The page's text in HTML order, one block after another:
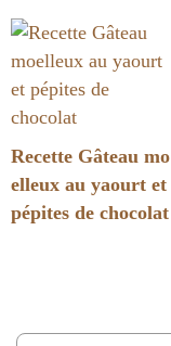
Recette Gâteau mo
elleux au yaourt et
pépites de chocolat